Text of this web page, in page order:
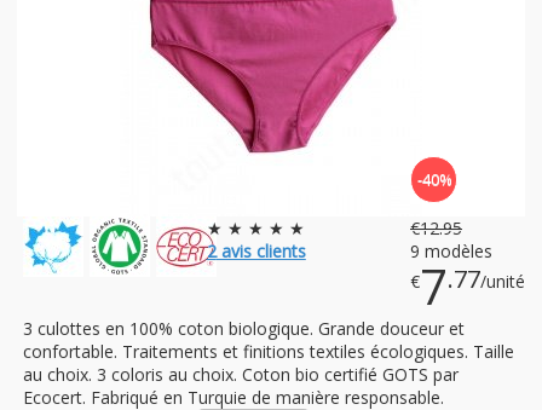
★ ★ ★ ★ ★
2avis clients
-40%
€12.95
9 modèles
€7.77/unité
3 culottes en 100% coton biologique. Grande douceur et
confortable. Traitements et finitions textiles écologiques. Taille
au choix. 3 coloris au choix. Coton bio certifié GOTS par
Ecocert. Fabriqué en Turquie de manière responsable.